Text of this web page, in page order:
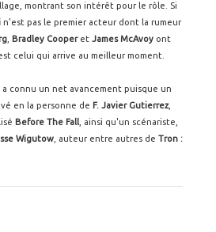
montrant son intérêt pour le rôle. Si
n'est pas le premier acteur dont la rumeur
Bradley Cooperet James McAvoy ont
celui qui arrive au meilleur moment.
a connu un net avancement puisque un
en la personne de F. Javier Gutierrez,
Before The Fall , ainsi qu'un scénariste,
Wigutow , auteur entre autres de Tron :